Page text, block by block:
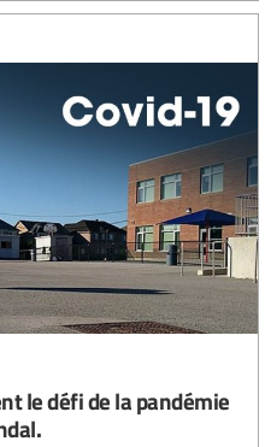
le défi de la pandémie